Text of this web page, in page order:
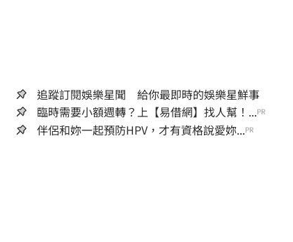
追蹤訂閱娛樂星聞 給你最即時的娛樂星鮮事
臨時需要小額週轉？上【易借網】找人幫！...PR
伴侶和妳一起預防HPV，才有資格說愛妳...PR